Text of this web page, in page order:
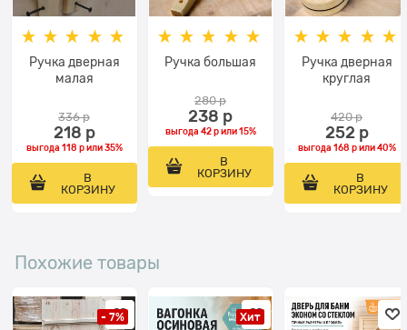
Ручка дверная
малая
336 р
218 р
выгода 118 рили35%
В
КОРЗИНУ
Ручка большая
280 р
238 р
выгода 42 рили15%
В
КОРЗИНУ
Ручка дверная
круглая
420 р
252 р
выгода 168 рили40%
В
КОРЗИНУ
Похожие товары
- 7%
Хит